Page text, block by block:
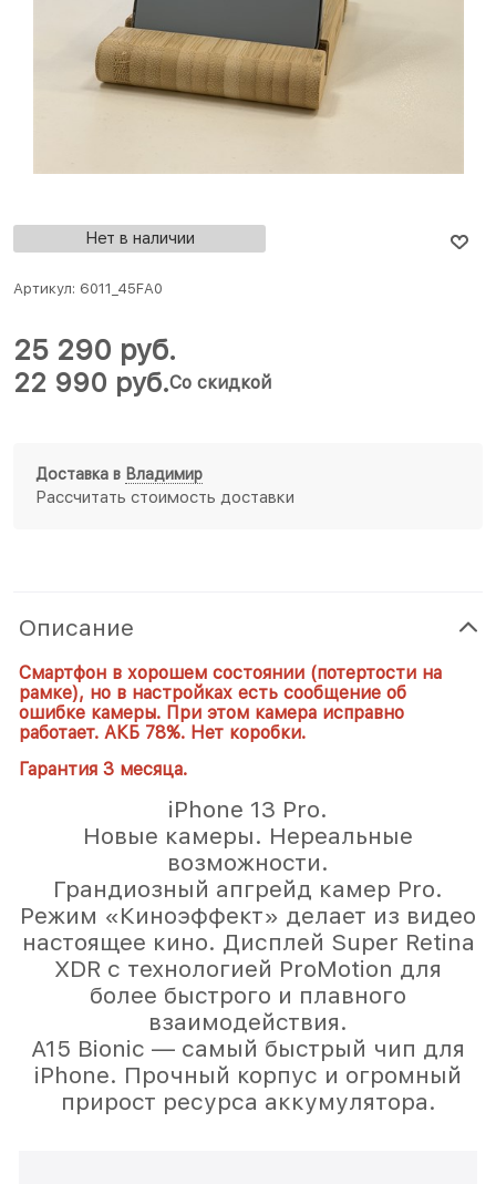
Нет в наличии
Артикул: 6011_45FA0
22 990 руб.Со скидкой
25 290 руб.
Доставка в Владимир
Рассчитать стоимость доставки
Описание
Смартфон в хорошем состоянии (потертости на
рамке), но в настройках есть сообщение об
ошибке камеры. При этом камера исправно
работает. АКБ 78%. Нет коробки.
Гарантия 3 месяца.
iPhone 13 Pro.
Новые камеры. Нереальные
возможности.
Грандиозный апгрейд камер Pro.
Режим «Киноэффект» делает из видео
настоящее кино. Дисплей Super Retina
XDR с технологией ProMotion для
более быстрого и плавного
взаимодействия.
А15 Bionic — самый быстрый чип для
iPhone. Прочный корпус и огромный
прирост ресурса аккумулятора.